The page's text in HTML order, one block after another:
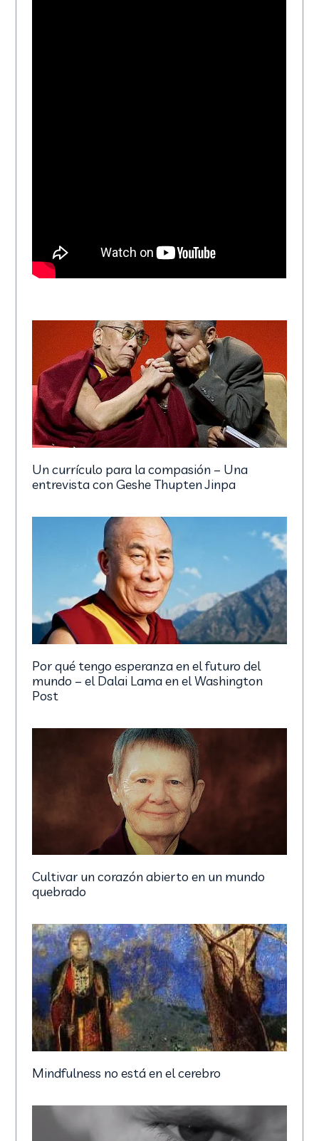
Un currículo para la compasión – Una
entrevista con Geshe Thupten Jinpa
Por qué tengo esperanza en el futuro del
mundo – el Dalai Lama en el Washington
Post
Cultivar un corazón abierto en un mundo
quebrado
Mindfulness no está en el cerebro